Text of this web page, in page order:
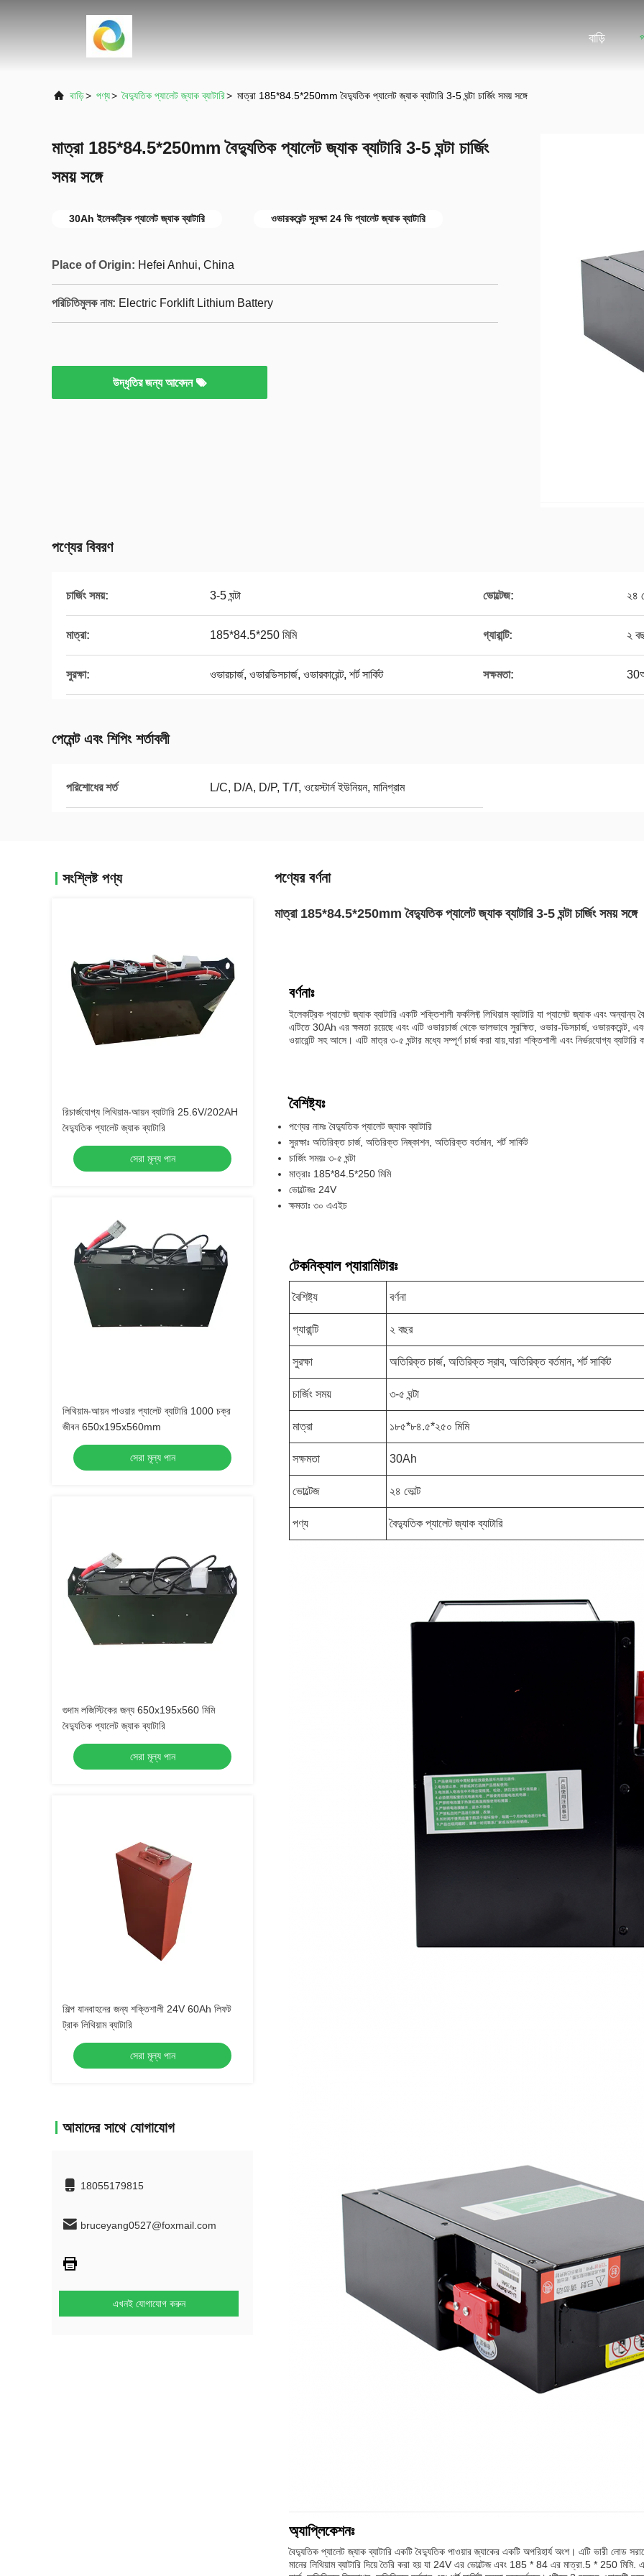
বাড়ি
বাড়ি> পণ্য> বৈদ্যুতিক প্যালেট জ্যাক ব্যাটারি> মাত্রা 185*84.5*250mm বৈদ্যুতিক প্যালেট জ্যাক ব্যাটারি 3-5 ঘন্টা চার্জিং সময় সঙ্গে
মাত্রা 185*84.5*250mm বৈদ্যুতিক প্যালেট জ্যাক ব্যাটারি 3-5 ঘন্টা চার্জিং
সময় সঙ্গে
30Ah ইলেকট্রিক প্যালেট জ্যাক ব্যাটারি ওভারকরেন্ট সুরক্ষা 24 ভি প্যালেট জ্যাক ব্যাটারি
Place of Origin: Hefei Anhui, China
পরিচিতিমুলক নাম: Electric Forklift Lithium Battery
উদ্ধৃতির জন্য আবেদন
পণ্যের বিবরণ
চার্জিং সময়: 3-5 ঘন্টা ভোল্টেজ: ২৪
মাত্রা: 185*84.5*250 মিমি গ্যারান্টি: ২
সুরক্ষা: ওভারচার্জ, ওভারডিসচার্জ, ওভারকারেন্ট, শর্ট সার্কিট সক্ষমতা:
পেমেন্ট এবং শিপিং শর্তাবলী
পরিশোধের শর্ত L/C, D/A, D/P, T/T, ওয়েস্টার্ন ইউনিয়ন, মানিগ্রাম
সংশ্লিষ্ট পণ্য
রিচার্জযোগ্য লিথিয়াম-আয়ন ব্যাটারি 25.6V/202AH
বৈদ্যুতিক প্যালেট জ্যাক ব্যাটারি
সেরা মূল্য পান
লিথিয়াম-আয়ন পাওয়ার প্যালেট ব্যাটারি 1000 চক্র
জীবন 650x195x560mm
সেরা মূল্য পান
গুদাম লজিস্টিকের জন্য 650x195x560 মিমি
বৈদ্যুতিক প্যালেট জ্যাক ব্যাটারি
সেরা মূল্য পান
শিল্প যানবাহনের জন্য শক্তিশালী 24V 60Ah লিফট
ট্রাক লিথিয়াম ব্যাটারি
সেরা মূল্য পান
আমাদের সাথে যোগাযোগ
18055179815
bruceyang0527@foxmail.com
এখনই যোগাযোগ করুন
পণ্যের বর্ণনা
মাত্রা 185*84.5*250mm বৈদ্যুতিক প্যালেট জ্যাক ব্যাটারি 3-5 ঘন্টা চার্জিং সময় সঙ্গে
বর্ণনাঃ
ইলেকট্রিক প্যালেট জ্যাক ব্যাটারি একটি শক্তিশালী ফর্কলিফ্ট লিথিয়াম ব্যাটারি যা প্যালেট জ্যাক এবং
এটিতে 30Ah এর ক্ষমতা রয়েছে এবং এটি ওভারচার্জ থেকে ভালভাবে সুরক্ষিত, ওভার-ডিসচার্জ, ওভারকরেন্ট,
ওয়ারেন্টি সহ আসে। এটি মাত্র ৩-৫ ঘন্টার মধ্যে সম্পূর্ণ চার্জ করা যায়,যারা শক্তিশালী এবং নির্ভরযোগ্য
বৈশিষ্ট্যঃ
পণ্যের নামঃ বৈদ্যুতিক প্যালেট জ্যাক ব্যাটারি
সুরক্ষাঃ অতিরিক্ত চার্জ, অতিরিক্ত নিষ্কাশন, অতিরিক্ত বর্তমান, শর্ট সার্কিট
চার্জিং সময়ঃ ৩-৫ ঘন্টা
মাত্রাঃ 185*84.5*250 মিমি
ভোল্টেজঃ 24V
ক্ষমতাঃ ৩০ এএইচ
টেকনিক্যাল প্যারামিটারঃ
বৈশিষ্ট্য বর্ণনা
গ্যারান্টি ২ বছর
সুরক্ষা অতিরিক্ত চার্জ, অতিরিক্ত স্রাব, অতিরিক্ত বর্তমান, শর্ট সার্কিট
চার্জিং সময় ৩-৫ ঘন্টা
মাত্রা ১৮৫*৮৪.৫*২৫০ মিমি
সক্ষমতা 30Ah
ভোল্টেজ ২৪ ভোল্ট
পণ্য বৈদ্যুতিক প্যালেট জ্যাক ব্যাটারি
অ্যাপ্লিকেশনঃ
বৈদ্যুতিক প্যালেট জ্যাক ব্যাটারি একটি বৈদ্যুতিক পাওয়ার জ্যাকের একটি অপরিহার্য অংশ। এটি ভারী লোড
মানের লিথিয়াম ব্যাটারি দিয়ে তৈরি করা হয় যা 24V এর ভোল্টেজ এবং 185 * 84 এর মাত্রা.5 * 250 মিমি.